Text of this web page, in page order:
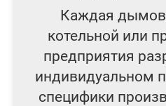
Каждая
котельной или
предприятия
индивидуальном
специфики